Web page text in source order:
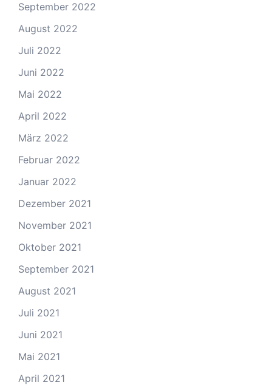
September 2022
August 2022
Juli 2022
Juni 2022
Mai 2022
April 2022
März 2022
Februar 2022
Januar 2022
Dezember 2021
November 2021
Oktober 2021
September 2021
August 2021
Juli 2021
Juni 2021
Mai 2021
April 2021